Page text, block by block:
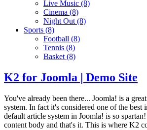
Live Music (8)
Cinema (8)
Night Out (8)
Sports (8)
Football (8)
Tennis (8)
Basket (8)
K2 for Joomla | Demo Site
You've already been there... Joomla! is a
system. In fact it's considered one of the best
default article system in Joomla! is so
content body and that's it. This is where K2